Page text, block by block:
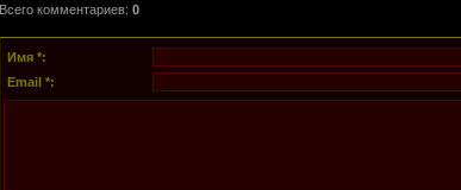
Всего комментариев: 0
Имя *:
Email *: